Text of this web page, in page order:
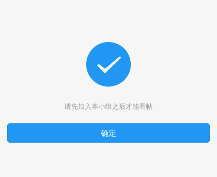
请先加入本小组之后才能看帖
确定